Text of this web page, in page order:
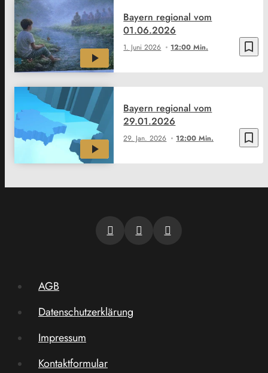
bookmark_border
1. Juni 2026 12:00 Min.
Bayern regional vom
01.06.2026
bookmark_border
29. Jan. 2026 12:00 Min.
Bayern regional vom
29.01.2026
AGB
Datenschutzerklärung
Impressum
Kontaktformular